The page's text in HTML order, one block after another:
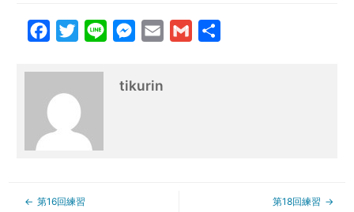
FacebookTwitterLine Messenger
Email Gmail
tikurin
第16回練習 第18回練習